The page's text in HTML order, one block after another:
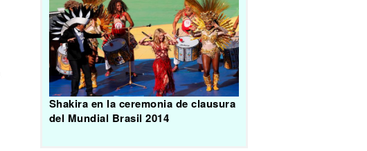
Shakira en la ceremonia de clausura
del Mundial Brasil 2014